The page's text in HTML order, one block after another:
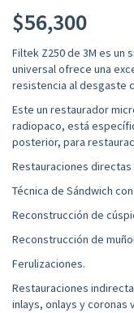
$56,300
Filtek Z250 de 3M es un
universal ofrece una
resistencia al desgaste
Este un restaurador
radiopaco, está
posterior, para
Restauraciones
Técnica de Sándwich
Reconstrucción de
Reconstrucción de
Ferulizaciones.
Restauraciones
inlays, onlays y coronas